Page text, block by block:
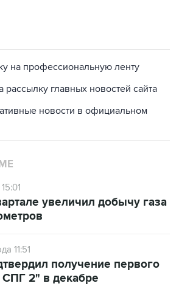
на профессиональную ленту
рассылку главных новостей сайта
новости в официальном
увеличил добычу газа
11:51
получение первого
2" в декабре